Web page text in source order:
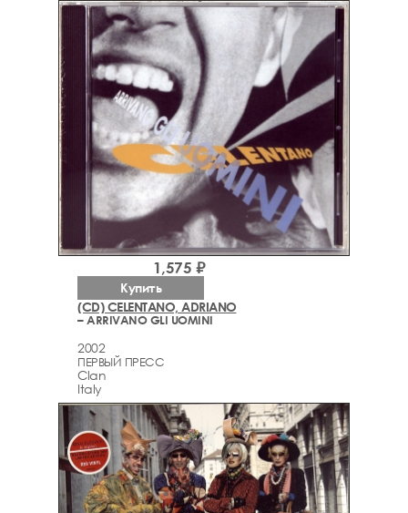
(CD) CELENTANO, ADRIANO
– ARRIVANO GLI UOMINI
2002
ПЕРВЫЙ ПРЕСС
Clan
Italy
1,575 ₽
Купить